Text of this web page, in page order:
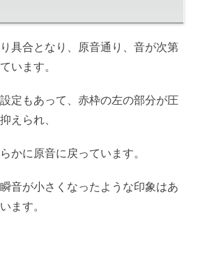
具合となり、原音通り、音が次第
います。
定もあって、赤枠の左の部分が圧
えられ、
かに原音に戻っています。
音が小さくなったような印象はあ
ます。